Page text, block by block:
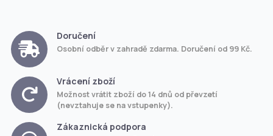
Doručení
Osobní odběr v zahradě zdarma. Doručení od 99 Kč.
Vrácení zboží
Možnost vrátit zboží do 14 dnů od převzetí
(nevztahuje se na vstupenky).
Zákaznická podpora